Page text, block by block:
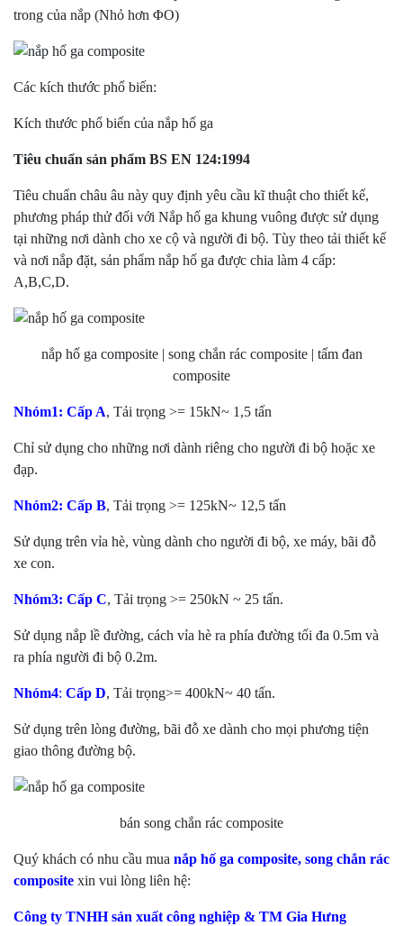
trong của nắp (Nhỏ hơn ΦO)
Các kích thước phổ biến:
Kích thước phổ biến của nắp hố ga
Tiêu chuẩn sản phẩm BS EN 124:1994
Tiêu chuẩn châu âu này quy định yêu cầu kĩ thuật cho thiết kế,
phương pháp thử đối với Nắp hố ga khung vuông được sử dụng
tại những nơi dành cho xe cộ và người đi bộ. Tùy theo tải thiết kế
và nơi nắp đặt, sản phẩm nắp hố ga được chia làm 4 cấp:
A,B,C,D.
nắp hố ga composite | song chắn rác composite | tấm đan
composite
Nhóm1: Cấp A, Tải trọng >= 15kN~ 1,5 tấn
Chỉ sử dụng cho những nơi dành riêng cho người đi bộ hoặc xe
đạp.
Nhóm2: Cấp B, Tải trọng >= 125kN~ 12,5 tấn
Sử dụng trên vỉa hè, vùng dành cho người đi bộ, xe máy, bãi đỗ
xe con.
Nhóm3: Cấp C, Tải trọng >= 250kN ~ 25 tấn.
Sử dụng nắp lề đường, cách vỉa hè ra phía đường tối đa 0.5m và
ra phía người đi bộ 0.2m.
Nhóm4: Cấp D, Tải trọng>= 400kN~ 40 tấn.
Sử dụng trên lòng đường, bãi đỗ xe dành cho mọi phương tiện
giao thông đường bộ.
bán song chắn rác composite
Quý khách có nhu cầu mua nắp hố ga composite, song chắn rác
composite xin vui lòng liên hệ:
Công ty TNHH sản xuất công nghiệp & TM Gia Hưng